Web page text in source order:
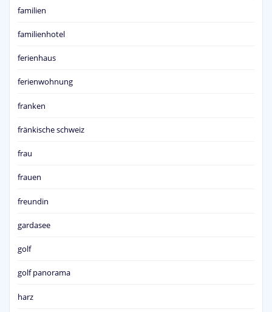
familien
familienhotel
ferienhaus
ferienwohnung
franken
fränkische schweiz
frau
frauen
freundin
gardasee
golf
golf panorama
harz